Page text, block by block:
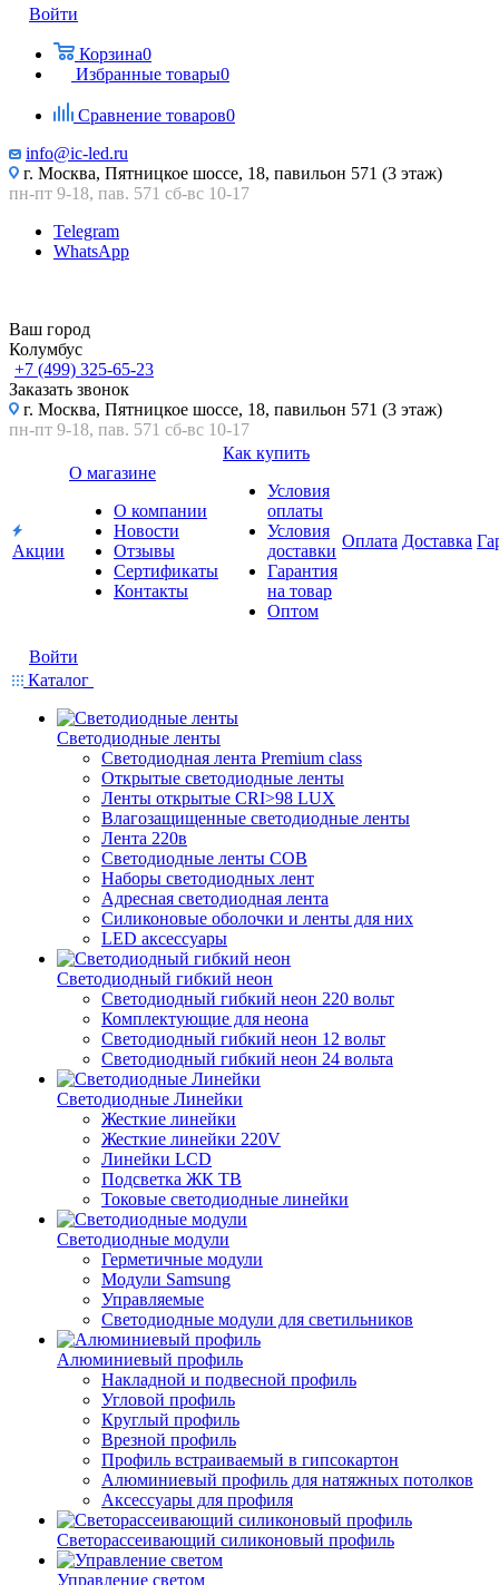
Войти
Корзина0
Избранные товары0
Сравнение товаров0
info@ic-led.ru
г. Москва, Пятницкое шоссе, 18, павильон 571 (3 этаж)
пн-пт 9-18, пав. 571 сб-вс 10-17
Telegram
WhatsApp
Ваш город
Колумбус
+7 (499) 325-65-23
Заказать звонок
г. Москва, Пятницкое шоссе, 18, павильон 571 (3 этаж)
пн-пт 9-18, пав. 571 сб-вс 10-17
Акции
О магазине
О компании
Новости
Отзывы
Сертификаты
Контакты
Как купить
Условия
оплаты
Условия
доставки
Гарантия
на товар
Оптом
Оплата Доставка
Войти
Каталог
Светодиодные ленты
Светодиодная лента Premium class
Открытые светодиодные ленты
Ленты открытые CRI>98 LUX
Влагозащищенные светодиодные ленты
Лента 220в
Светодиодные ленты COB
Наборы светодиодных лент
Адресная светодиодная лента
Силиконовые оболочки и ленты для них
LED аксессуары
Светодиодный гибкий неон
Светодиодный гибкий неон 220 вольт
Комплектующие для неона
Светодиодный гибкий неон 12 вольт
Светодиодный гибкий неон 24 вольта
Светодиодные Линейки
Жесткие линейки
Жесткие линейки 220V
Линейки LCD
Подсветка ЖК ТВ
Токовые светодиодные линейки
Светодиодные модули
Герметичные модули
Модули Samsung
Управляемые
Светодиодные модули для светильников
Алюминиевый профиль
Накладной и подвесной профиль
Угловой профиль
Круглый профиль
Врезной профиль
Профиль встраиваемый в гипсокартон
Алюминиевый профиль для натяжных потолков
Аксессуары для профиля
Светорассеивающий силиконовый профиль
Управление светом